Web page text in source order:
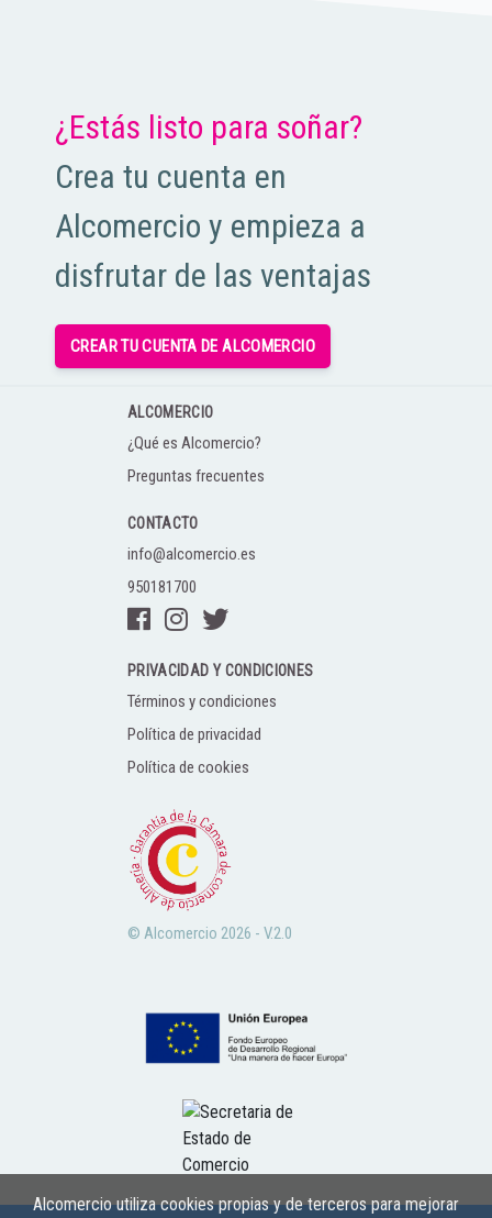
¿Estás listo para soñar?
Crea tu cuenta en
Alcomercio y empieza a
disfrutar de las ventajas
CREAR TU CUENTA DE ALCOMERCIO
© Alcomercio 2026 - V.2.0
ALCOMERCIO
¿Qué es Alcomercio?
Preguntas frecuentes
CONTACTO
info@alcomercio.es
950181700
PRIVACIDAD Y CONDICIONES
Términos y condiciones
Política de privacidad
Política de cookies
Alcomercio utiliza cookies propias y de terceros para mejorar